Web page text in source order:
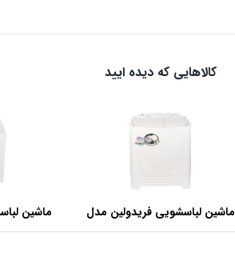
کالاهایی که دیده ایید
ماشین لباسشویی فریدولین مدل
SWT68 ظرفیت 6.8 کیلوگرم
ماشین
SWT150 ظرفیت 15 کیلوگرم